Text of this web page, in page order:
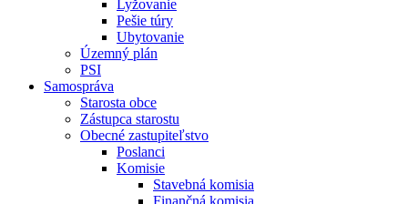
Lyžovanie
Pešie túry
Ubytovanie
Územný plán
PSI
Samospráva
Starosta obce
Zástupca starostu
Obecné zastupiteľstvo
Poslanci
Komisie
Stavebná komisia
Finančná komisia